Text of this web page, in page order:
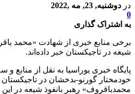
در دوشنبه, 23, مه ,2022
0
به اشتراک گذاری
برخی منابع خبری از شهادت «محمد
شیعه در تاجیکستان خبر داده‌اند.
پایگاه خبری یوراسیا به نقل از منابع
خودمختار گورنو-بدخشان در
محمدباقروف» رهبر بانفوذ شیعه در